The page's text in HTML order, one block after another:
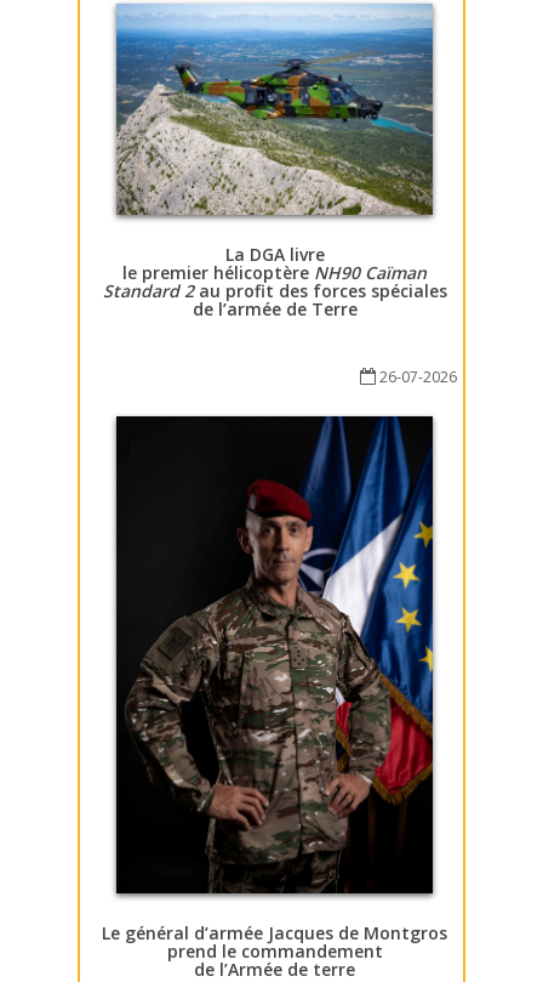
La DGA livre
le premier hélicoptère NH90 Caïman
Standard 2au profit des forces spéciales
de l’armée de Terre
26-07-2026
Le général d’armée Jacques de Montgros
prend le commandement
de l’Armée de terre